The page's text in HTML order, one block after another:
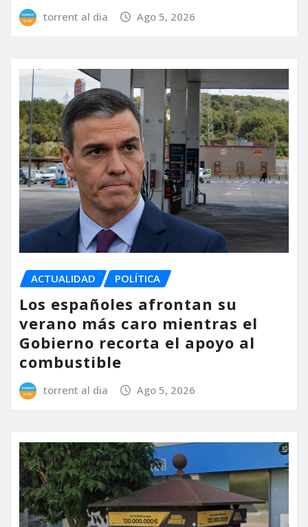
torrent al dia Ago 5, 2026
ACTUALIDAD POLÍTICA
Los españoles afrontan su
verano más caro mientras el
Gobierno recorta el apoyo al
combustible
torrent al dia Ago 5, 2026